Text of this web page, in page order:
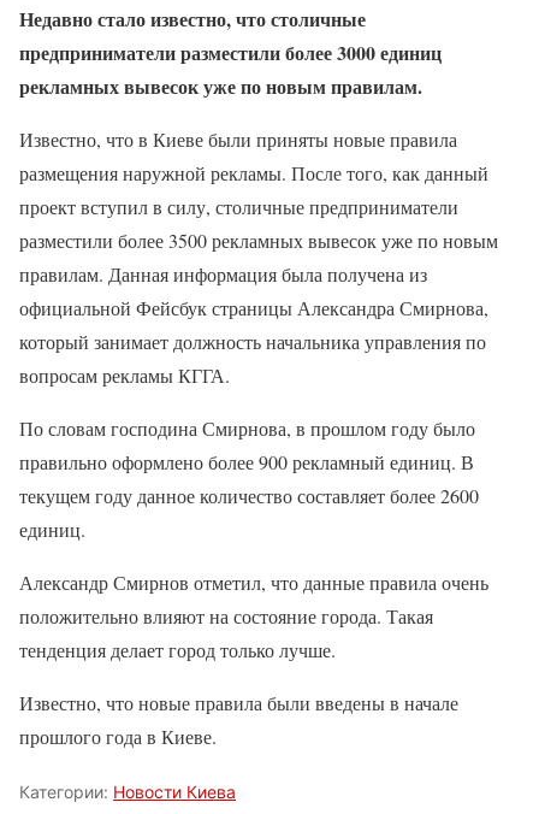
Недавно стало известно, что столичные
предприниматели разместили более 3000 единиц
рекламных вывесок уже по новым правилам.
Известно, что в Киеве были приняты новые правила
размещения наружной рекламы. После того, как данный
проект вступил в силу, столичные предприниматели
разместили более 3500 рекламных вывесок уже по новым
правилам. Данная информация была получена из
официальной Фейсбук страницы Александра Смирнова,
который занимает должность начальника управления по
вопросам рекламы КГГА.
По словам господина Смирнова, в прошлом году было
правильно оформлено более 900 рекламный единиц. В
текущем году данное количество составляет более 2600
единиц.
Александр Смирнов отметил, что данные правила очень
положительно влияют на состояние города. Такая
тенденция делает город только лучше.
Известно, что новые правила были введены в начале
прошлого года в Киеве.
Категории: Новости Киева